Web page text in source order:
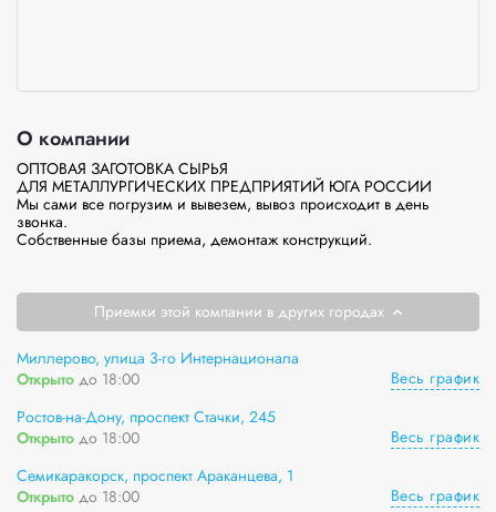
О компании
ОПТОВАЯ ЗАГОТОВКА СЫРЬЯ
ДЛЯ МЕТАЛЛУРГИЧЕСКИХ ПРЕДПРИЯТИЙ ЮГА РОССИИ
Мы сами все погрузим и вывезем, вывоз происходит в день
звонка.
Собственные базы приема, демонтаж конструкций.
Приемки этой компании в других городах
Миллерово, улица 3-го Интернационала
Открыто до 18:00
Весь график
Ростов-на-Дону, проспект Стачки, 245
Открыто до 18:00
Весь график
Семикаракорск, проспект Араканцева, 1
Открыто до 18:00 Весь график